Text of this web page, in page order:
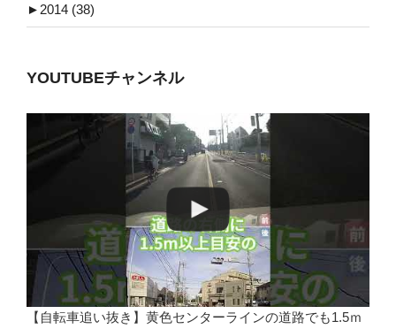
► 2014 (38)
YOUTUBEチャンネル
【自転車追い抜き】黄色センターラインの道路でも1.5ｍ